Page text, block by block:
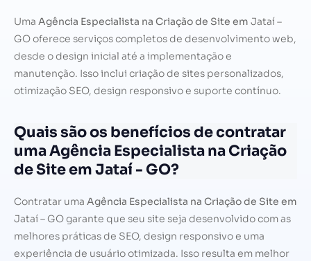
Uma Agência Especialista na Criação de Site em Jataí –
GO oferece serviços completos de desenvolvimento web,
desde o design inicial até a implementação e
manutenção. Isso inclui criação de sites personalizados,
otimização SEO, design responsivo e suporte contínuo.
Quais são os benefícios de contratar
uma Agência Especialista na Criação
de Site em Jataí - GO?
Contratar uma Agência Especialista na Criação de Site em
Jataí – GO garante que seu site seja desenvolvido com as
melhores práticas de SEO, design responsivo e uma
experiência de usuário otimizada. Isso resulta em melhor